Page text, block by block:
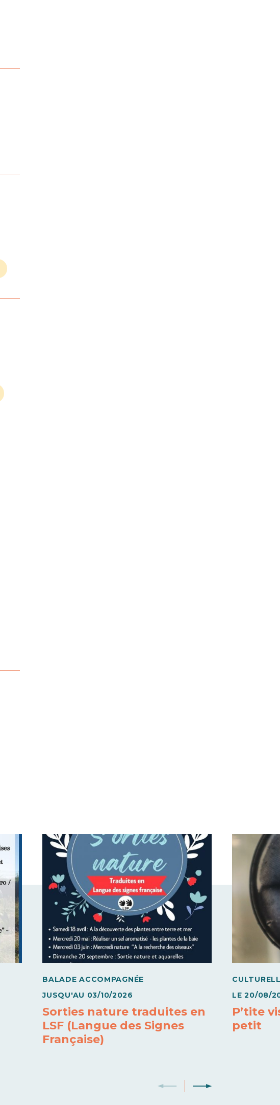
BALADE ACCOMPAGNÉE
JUSQU'AU 03/10/2026
Sorties nature traduites en
LSF (Langue des Signes
Française)
LE 20/08/
P’tite
petit